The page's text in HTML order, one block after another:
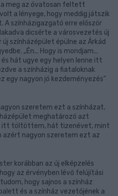
meg az óvatosan feltett
a lényege, hogy meddig játszik
A színházigazgató erre először
dicsérte a városvezetés új
színházépület épülne az Árkád
„Én... Hogy is mondjam...
és hát ugye egy helyen lenne itt
a színházig a fiataloknak
egy nagyon jó kezdeményezés”
szeretem ezt a színházat,
meghatározó azt
itt töltöttem, hát tizenévet, mint
azért nagyon szeretem ezt az
korábban az új elképzelés
az érvényben lévő felújítási
hogy sajnos a színház
és a színház vezetőjének a